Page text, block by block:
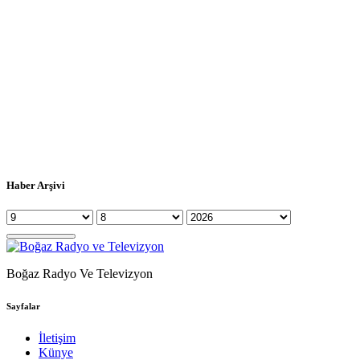
Haber Arşivi
Boğaz Radyo Ve Televizyon
Sayfalar
İletişim
Künye